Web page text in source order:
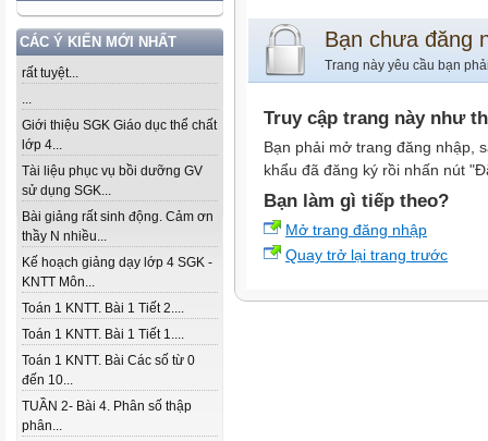
CÁC Ý KIẾN MỚI NHẤT
rất tuyệt...
...
Giới thiệu SGK Giáo dục thể chất
lớp 4...
Tài liệu phục vụ bồi dưỡng GV
sử dụng SGK...
Bài giảng rất sinh động. Cảm ơn
thầy N nhiều...
Kế hoạch giảng dạy lớp 4 SGK -
KNTT Môn...
Toán 1 KNTT. Bài 1 Tiết 2....
Toán 1 KNTT. Bài 1 Tiết 1....
Toán 1 KNTT. Bài Các số từ 0
đến 10...
TUẦN 2- Bài 4. Phân số thập
phân...
Bạn chưa đăng
Trang này yêu cầu bạn
Truy cập trang này như
Bạn phải mở trang đăng nhập,
khẩu đã đăng ký rồi nhấn nút
Bạn làm gì tiếp theo?
Mở trang đăng nhập
Quay trở lại trang trước